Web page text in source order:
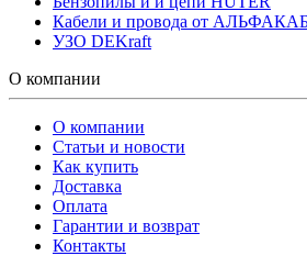
Кабели и провода от
УЗО DEKraft
О компании
О компании
Статьи и новости
Как купить
Доставка
Оплата
Гарантии и возврат
Контакты